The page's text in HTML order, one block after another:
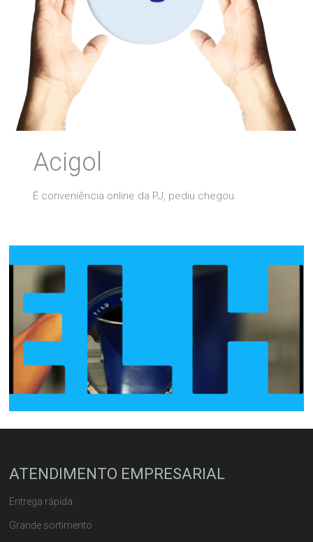
Acigol
É conveniência online da PJ, pediu chegou.
ATENDIMENTO EMPRESARIAL
Entrega rápida
Grande sortimento